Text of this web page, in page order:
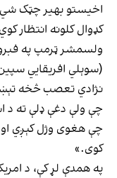
اخیستو بهیر چټک
کډوال کلونه انتظار
ولسمشر ټرمپ په
(سوېلي افریقايي
نژادي تعصب څخه
چې ولې دغې ډلې ته د
چې هغوی وژل کېږي او
کوی.»
په همدې لړ کې، د